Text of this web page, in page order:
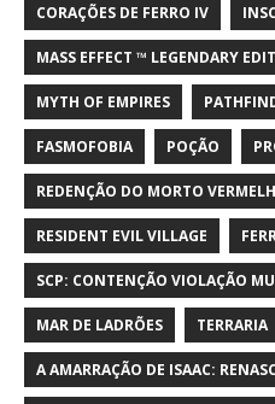
CORAÇÕES DE FERRO IV
MASS EFFECT ™ LEGENDARY
MYTH OF EMPIRES
FASMOFOBIA POÇÃO
REDENÇÃO DO MORTO
RESIDENT EVIL VILLAGE
SCP: CONTENÇÃO VIOLAÇÃO
MAR DE LADRÕES TERRARIA
A AMARRAÇÃO DE ISAAC: